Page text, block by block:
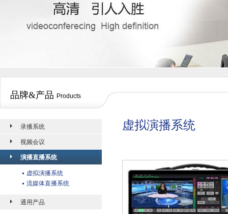
品牌&产品 Products
录播系统
视频会议
演播直播系统
虚拟演播系统
流媒体直播系统
通用产品
虚拟演播系统